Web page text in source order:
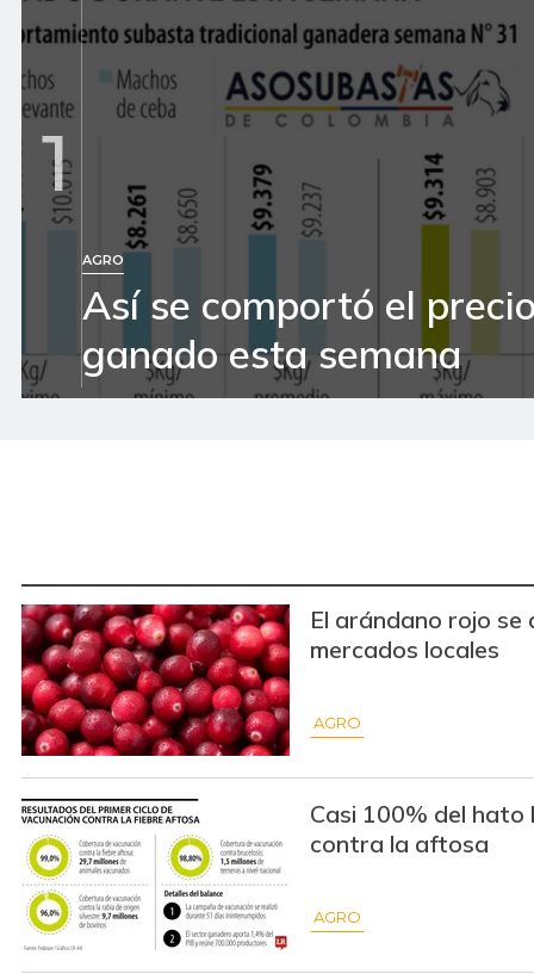
1
AGRO
Así se comportó el
ganado esta semana
El arándano rojo se
mercados locales
AGRO
Casi 100% del
contra la aftosa
AGRO